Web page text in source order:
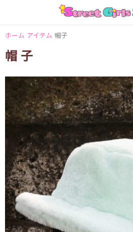
ホーム アイテム 帽子
帽子